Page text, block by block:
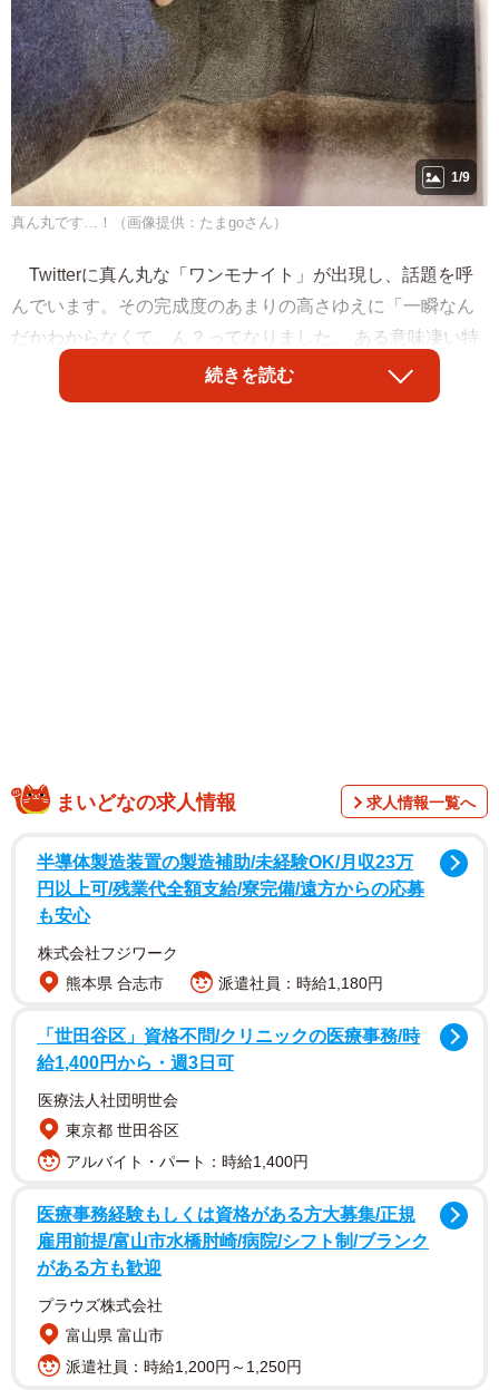
1/9
真ん丸です…！（画像提供：たまgoさん）
Twitterに真ん丸な「ワンモナイト」が出現し、話題を呼
んでいます。その完成度のあまりの高さゆえに「一瞬なん
だかわからなくて、ん？ってなりました。 ある意味凄い特
技ですね。」と驚嘆の声が上がっています。画像を投稿し
た「たまgo」（@go20597673）さん（以下、飼い主さん）
な姿勢で眠る様子が、まるで古代生物の「アンモナイト」
のようにも見える寝姿、「ワンモナイト」。SNSなどでキ
ーワード検索すると、大小様々な犬さんの丸まって眠る可
愛らしい画像がたくさん見つかります。
さんのお名まえは「ゆき」ちゃんという白柴の女の子で
す。アカウントのプロフィール欄に「物静かで寝顔が可愛
いうずまき犬です」とあるように、
ソファの上などで丸まって眠る姿の愛らしさがTwitterで話
題になり、以前「まいどなニュース」でもご紹介しまし
ふわふわ真っ白な毛並みでくるりと丸まる様子に「ミス
桃に見えた！？」「大福落ちてましたん」「ベーグルみた
い」「お餅だ…うまそう♡」「肉まんかと思った…」「き
れいなお月様… じゃなかった、お犬様 まんまるかわいい」
続きを読む
まいどなの求人情報 求人情報一覧へ
半導体製造装置の製造補助/未経験OK/月収23万
円以上可/残業代全額支給/寮完備/遠方からの応募
も安心
株式会社フジワーク
熊本県 合志市
派遣社員：時給1,180円
「世田谷区」資格不問/クリニックの医療事務/時
給1,400円から・週3日可
医療法人社団明世会
東京都 世田谷区
アルバイト・パート：時給1,400円
医療事務経験もしくは資格がある方大募集/正規
雇用前提/富山市水橋肘崎/病院/シフト制/ブランク
がある方も歓迎
プラウズ株式会社
富山県 富山市
派遣社員：時給1,200円～1,250円